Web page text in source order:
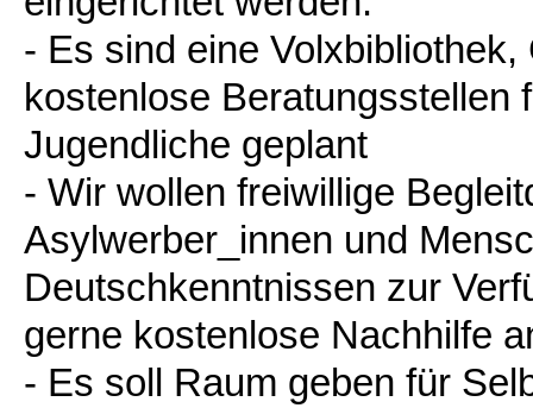
- Es sind eine
kostenlose Beratungsstellen
Jugendliche geplant
- Wir wollen freiwillige
Asylwerber_innen und
Deutschkenntnissen zur
gerne kostenlose Nachhilfe
- Es soll Raum geben für